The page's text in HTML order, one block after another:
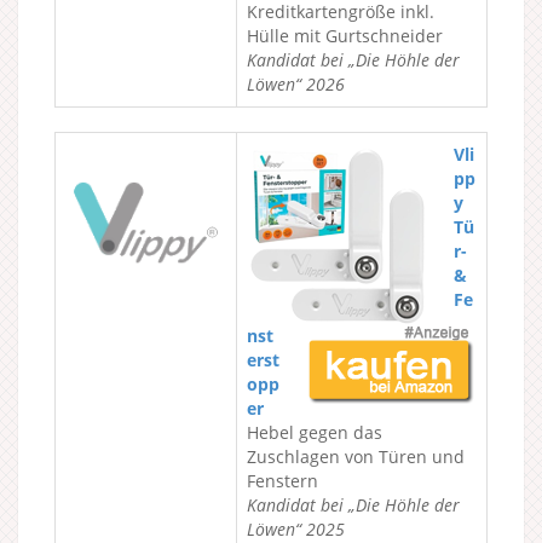
Kreditkartengröße inkl.
Hülle mit Gurtschneider
Kandidat bei „Die Höhle der
Löwen“ 2026
Vli
pp
y
Tü
r-
&
Fe
nst
erst
opp
er
Hebel gegen das
Zuschlagen von Türen und
Fenstern
Kandidat bei „Die Höhle der
Löwen“ 2025